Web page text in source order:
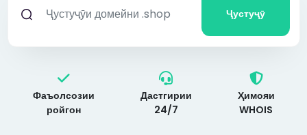
Ҷустуҷӯ
Фаъолсозии
ройгон
Дастгирии
24/7
Ҳимояи
WHOIS